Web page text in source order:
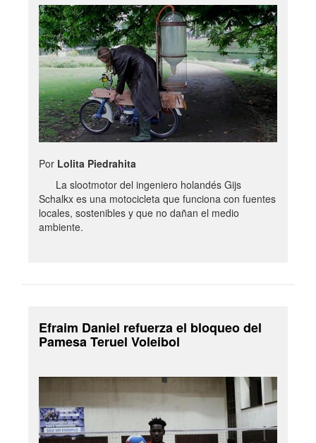
Por Lolita Piedrahita
La slootmotor del ingeniero holandés Gijs
Schalkx es una motocicleta que funciona con fuentes
locales, sostenibles y que no dañan el medio
ambiente.
Efraim Daniel refuerza el bloqueo del
Pamesa Teruel Voleibol